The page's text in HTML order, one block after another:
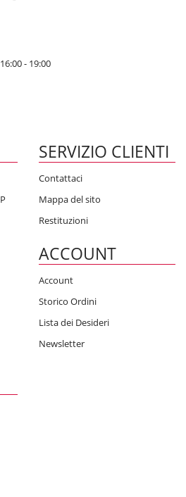
- 19:00
SERVIZIO CLIENTI
Contattaci
Mappa del sito
Restituzioni
ACCOUNT
Account
Storico Ordini
Lista dei Desideri
Newsletter